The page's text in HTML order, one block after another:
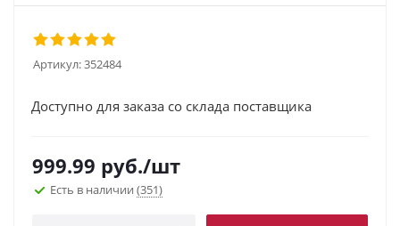
Артикул:352484
Доступно для заказа со склада поставщика
999.99 руб./шт
Есть в наличии (351)